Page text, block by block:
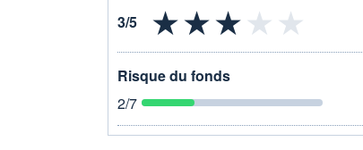
Risque du fonds
2/7